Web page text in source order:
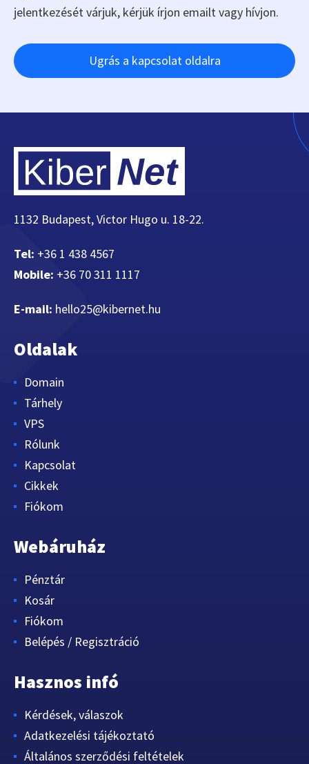
jelentkezését várjuk, kérjük írjon emailt vagy hívjon.
Ugrás a kapcsolat oldalra
1132 Budapest, Victor Hugo u. 18-22.
Tel: +36 1 438 4567
Mobile: +36 70 311 1117
E-mail: hello25@kibernet.hu
Oldalak
Domain
Tárhely
VPS
Rólunk
Kapcsolat
Cikkek
Fiókom
Webáruház
Pénztár
Kosár
Fiókom
Belépés / Regisztráció
Hasznos infó
Kérdések, válaszok
Adatkezelési tájékoztató
Általános szerződési feltételek